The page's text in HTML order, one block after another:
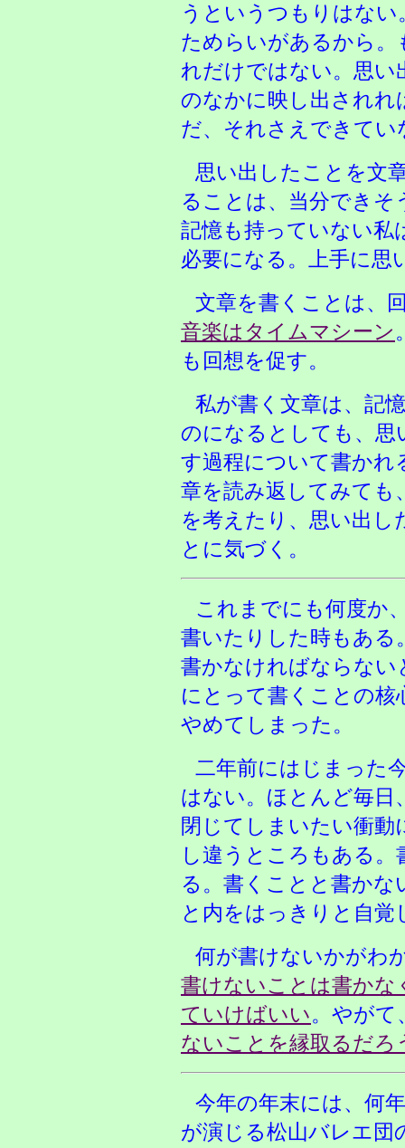
うというつもりはな
ためらいがあるから
れだけではない。思
のなかに映し出され
だ、それさえできてい
思い出したことを文
ることは、当分できそ
記憶も持っていない私
必要になる。上手に思
文章を書くことは、
音楽はタイムマシーン
も回想を促す。
私が書く文章は、記
のになるとしても、思
す過程について書かれ
章を読み返してみても
を考えたり、思い出し
とに気づく。
これまでにも何度か
書いたりした時もある
書かなければならな
にとって書くことの
やめてしまった。
二年前にはじまった
はない。ほとんど毎日
閉じてしまいたい衝
し違うところもある
る。書くことと書か
と内をはっきりと自覚
何が書けないかがわ
書けないことは書か
ていけばいい。やがて
ないことを縁取るだろ
今年の年末には、何
が演じる松山バレエ団